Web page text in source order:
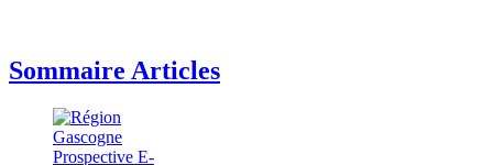
Sommaire Articles